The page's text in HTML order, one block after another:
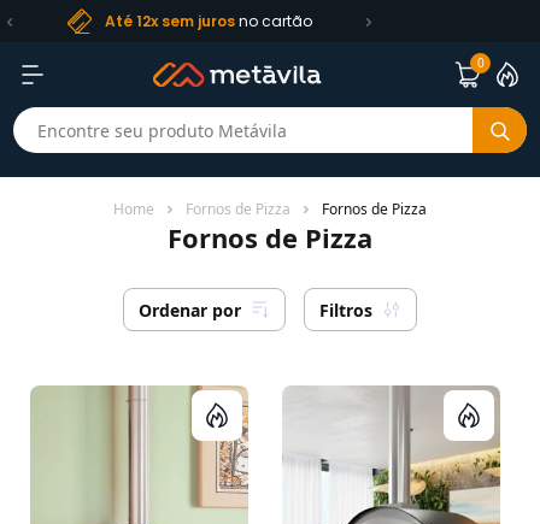
Até 12x sem juros no cartão
0
Home Fornos de Pizza Fornos de Pizza
Fornos de Pizza
Ordenar por Filtros